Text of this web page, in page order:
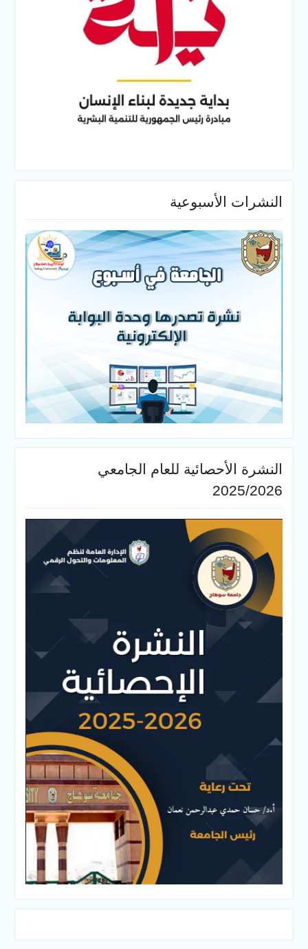
النشرات الأسبوعية
النشرة الأحصائية للعام الجامعي
2025/2026